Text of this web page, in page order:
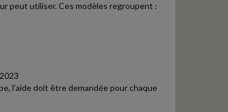
peut utiliser. Ces modèles regroupent :
l'aide doit être demandée pour chaque